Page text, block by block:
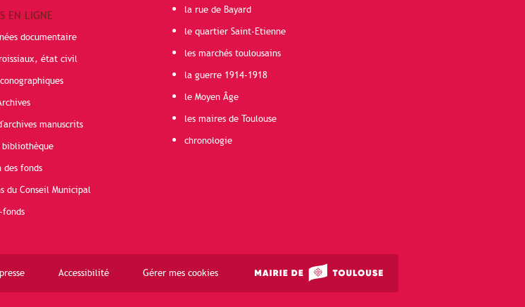
EN LIGNE
documentaire
état civil
manuscrits
bibliothèque
des fonds
du Conseil Municipal
fonds
la rue de Bayard
le quartier Saint-Etienne
les marchés toulousains
la guerre 1914-1918
le Moyen Âge
les maires de Toulouse
chronologie
Accessibilité Gérer mes cookies